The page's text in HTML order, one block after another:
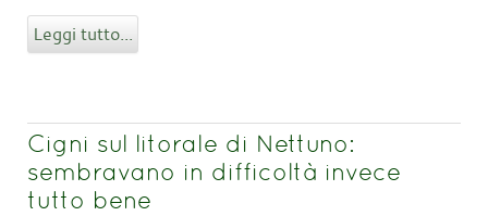
Leggi tutto...
Cigni sul litorale di Nettuno:
sembravano in difficoltà invece
tutto bene